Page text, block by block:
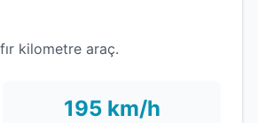
kilometre araç.
195 km/h